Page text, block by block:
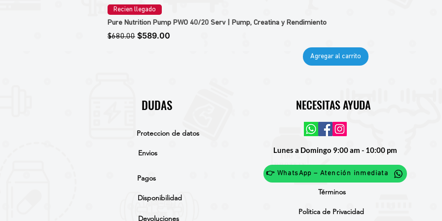
Recien llegado
Pure Nutrition Pump PWO 40/20 Serv | Pump, Creatina y Rendimiento
Precio
$680.00 Precio de oferta
$589.00
Agregar al carrito
DUDAS
Proteccion de datos
Envios
Pagos
Disponibilidad
Devoluciones
NECESITAS AYUDA
Lunes a Domingo 9:00 am - 10:00 pm
👉 WhatsApp – Atención inmediata
Términos
Politica de Privacidad